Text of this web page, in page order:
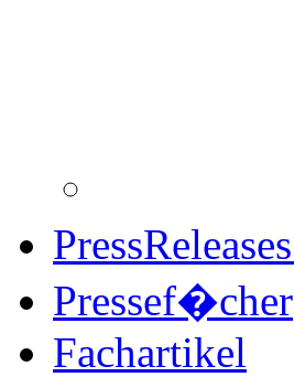
PressReleases
Pressef�cher
Fachartikel